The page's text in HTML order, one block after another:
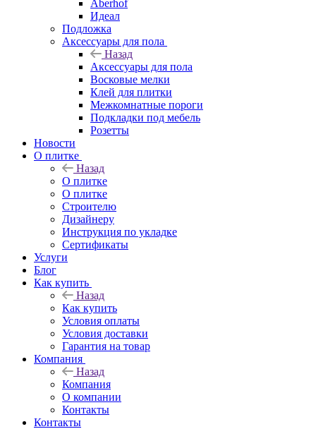
Aberhof
Идеал
Подложка
Аксессуары для пола
Назад
Аксессуары для пола
Восковые мелки
Клей для плитки
Межкомнатные пороги
Подкладки под мебель
Розетты
Новости
О плитке
Назад
О плитке
О плитке
Строителю
Дизайнеру
Инструкция по укладке
Сертификаты
Услуги
Блог
Как купить
Назад
Как купить
Условия оплаты
Условия доставки
Гарантия на товар
Компания
Назад
Компания
О компании
Контакты
Контакты